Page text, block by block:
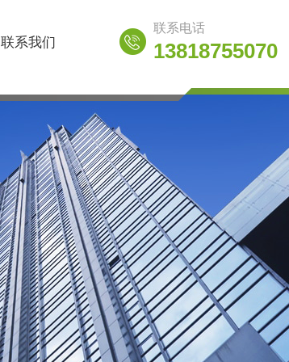
联系我们
联系电话
13818755070